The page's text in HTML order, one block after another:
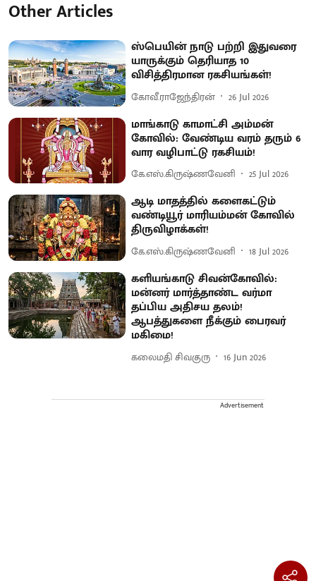
Other Articles
ஸ்பெயின் நாடு பற்றி இதுவரை
யாருக்கும் தெரியாத 10
விசித்திரமான ரகசியங்கள்!
கோவீ.ராஜேந்திரன் 26 Jul 2026
மாங்காடு காமாட்சி அம்மன்
கோவில்: வேண்டிய வரம் தரும் 6
வார வழிபாட்டு ரகசியம்!
கே.எஸ்.கிருஷ்ணவேனி 25 Jul 2026
ஆடி மாதத்தில் களைகட்டும்
வண்டியூர் மாரியம்மன் கோவில்
திருவிழாக்கள்!
கே.எஸ்.கிருஷ்ணவேனி 18 Jul 2026
களியங்காடு சிவன்கோவில்:
மன்னர் மார்த்தாண்ட வர்மா
தப்பிய அதிசய தலம்!
ஆபத்துகளை நீக்கும் பைரவர்
மகிமை!
கலைமதி சிவகுரு 16 Jun 2026
Advertisement